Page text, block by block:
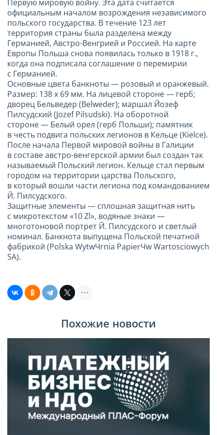
Первую мировую войну. Эта дата считается
официальным началом возрождения независимого
польского государства. В течение 123 лет
территория страны была разделена между
Германией, Австро-Венгрией и Россией. На карте
Европы Польша снова появилась только в 1918 г.,
когда она подписала соглашение о перемирии
с Германией.
Основные цвета банкноты — розовый и оранжевый.
Размер: 138 x 69 мм. На лицевой стороне — герб;
дворец Бельведер (Belweder); маршал Йозеф
Пилсудский (Jozef Pilsudski). На оборотной
стороне — Белый орел (герб Польши); памятник
в честь подвига польских легионов в Кельце (Kielce).
После начала Первой мировой войны в Галиции
в составе австро-венгерской армии был создан так
называемый Польский легион. Кельце стал первым
городом на территории царства Польского,
в который вошли части легиона под командованием
Й. Пилсудского.
Защитные элементы — сплошная защитная нить
с микротекстом «10 Zl», водяные знаки —
многотоновой портрет Й. Пилсудского и светлый
номинал. Банкнота выпущена Польской печатной
фабрикой (Polska WytwЧrnia PapierЧw Wartosciowych
SA).
Похожие новости